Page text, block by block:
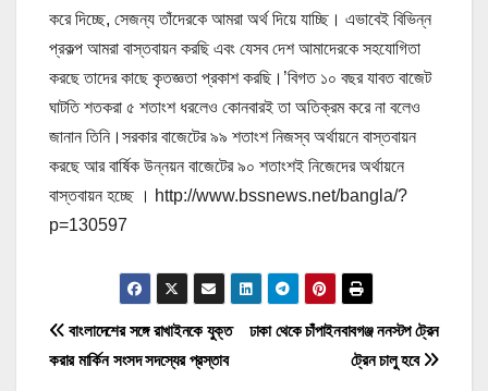
করে দিচ্ছে, সেজন্য তাঁদেরকে আমরা অর্থ দিয়ে যাচ্ছি। এভাবেই বিভিন্ন
প্রকল্প আমরা বাস্তবায়ন করছি এবং যেসব দেশ আমাদেরকে সহযোগিতা
করছে তাদের কাছে কৃতজ্ঞতা প্রকাশ করছি।’বিগত ১০ বছর যাবত বাজেট
ঘাটতি শতকরা ৫ শতাংশ ধরলেও কোনবারই তা অতিক্রম করে না বলেও
জানান তিনি।সরকার বাজেটের ৯৯ শতাংশ নিজস্ব অর্থায়নে বাস্তবায়ন
করছে আর বার্ষিক উন্নয়ন বাজেটের ৯০ শতাংশই নিজেদের অর্থায়নে
বাস্তবায়ন হচ্ছে । http://www.bssnews.net/bangla/?
p=130597
P
ঢাকা থেকে চাঁপাইনবাবগঞ্জ ননস্টপ ট্রেন
ট্রেন চালু হবে
বাংলাদেশের সঙ্গে রাখাইনকে যুক্ত
করার মার্কিন সংসদ সদস্যের প্রস্তাব